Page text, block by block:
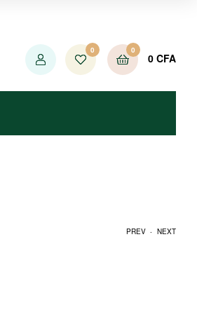
0 0
0 CFA
PREV . NEXT